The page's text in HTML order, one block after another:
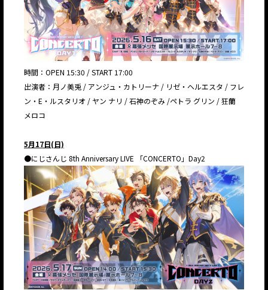
時間：OPEN 15:30 / START 17:00
出演者：月ノ美兎 / アンジュ・カトリーナ / リゼ・ヘルエスタ / フレ
ン・E・ルスタリオ / ヤン ナリ / 石神のぞみ /ペトラ グリン / 狂蘭
メロコ
5月17日(日)
●にじさんじ 8th Anniversary LIVE 「CONCERTO」Day2